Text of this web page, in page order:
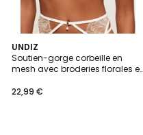
UNDIZ
Soutien-gorge corbeille en
mesh avec broderies florales et
22,99 €